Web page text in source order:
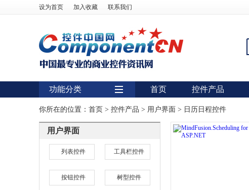
设为首页 加入收藏 联系我们
功能分类
用户界面
报表
图表
扫描识别
首页 控件产品
你所在的位置： 首页 > 控件产品 > 用户界面 > 日历日程控件
用户界面
列表控件 工具栏控件
按钮控件 树型控件